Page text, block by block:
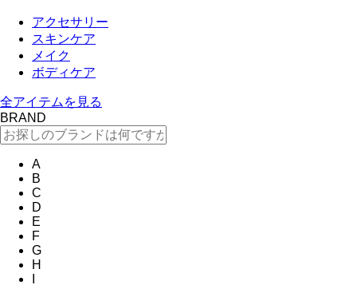
アクセサリー
スキンケア
メイク
ボディケア
全アイテムを見る
BRAND
A
B
C
D
E
F
G
H